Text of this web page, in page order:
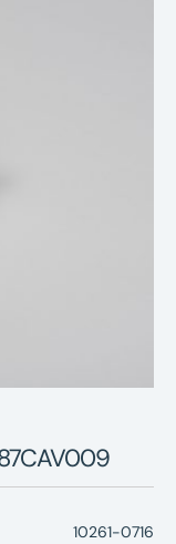
10261-0716